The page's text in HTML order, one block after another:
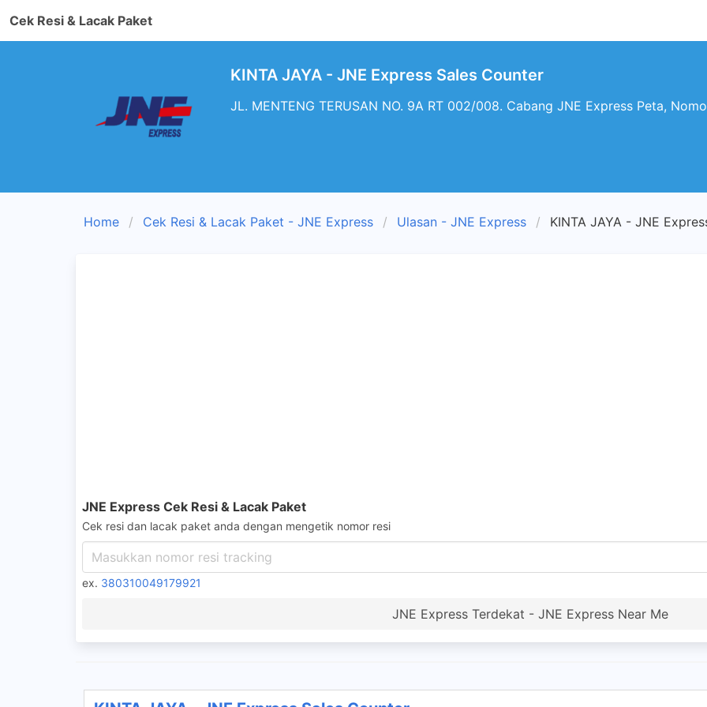
Cek Resi & Lacak Paket
KINTA JAYA - JNE Express Sales Counter
JL. MENTENG TERUSAN NO. 9A RT 002/008. Cabang JNE Express Peta,
Home Cek Resi & Lacak Paket - JNE Express Ulasan - JNE Express KINTA JAYA - JNE
JNE Express Cek Resi & Lacak Paket
Cek resi dan lacak paket anda dengan mengetik nomor resi
ex. 380310049179921
JNE Express Terdekat - JNE Express Near Me